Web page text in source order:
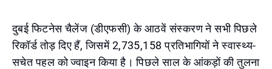
दुबई फिटनेस चैलेंज (डीएफसी) के आठवें संस्करण ने सभी पिछले
रिकॉर्ड तोड़ दिए हैं, जिसमें 2,735,158 प्रतिभागियों ने स्वास्थ्य-
सचेत पहल को ज्वाइन किया है। पिछले साल के आंकड़ों की तुलना